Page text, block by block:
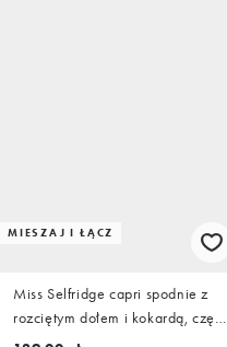
MIESZAJ I ŁĄCZ
Miss Selfridge capri spodnie z
rozciętym dołem i kokardą, część
zestawu, w kolorze buttermilk